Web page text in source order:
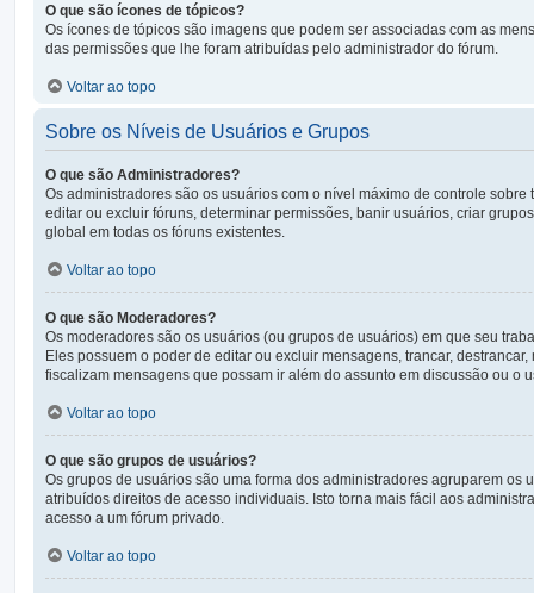
O que são ícones de tópicos?
Os ícones de tópicos são imagens que podem ser associadas com as
das permissões que lhe foram atribuídas pelo administrador do fórum.
Voltar ao topo
Sobre os Níveis de Usuários e Grupos
O que são Administradores?
Os administradores são os usuários com o nível máximo de controle
editar ou excluir fóruns, determinar permissões, banir usuários, criar
global em todas os fóruns existentes.
Voltar ao topo
O que são Moderadores?
Os moderadores são os usuários (ou grupos de usuários) em que seu
Eles possuem o poder de editar ou excluir mensagens, trancar,
fiscalizam mensagens que possam ir além do assunto em discussão ou o
Voltar ao topo
O que são grupos de usuários?
Os grupos de usuários são uma forma dos administradores agruparem
atribuídos direitos de acesso individuais. Isto torna mais fácil aos
acesso a um fórum privado.
Voltar ao topo